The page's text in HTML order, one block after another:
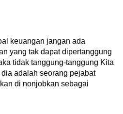
keuangan jangan ada
yang tak dapat dipertanggung
tidak tanggung-tanggung Kita
adalah seorang pejabat
di nonjobkan sebagai